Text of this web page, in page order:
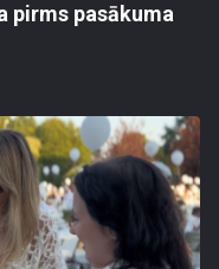
pirms pasākuma